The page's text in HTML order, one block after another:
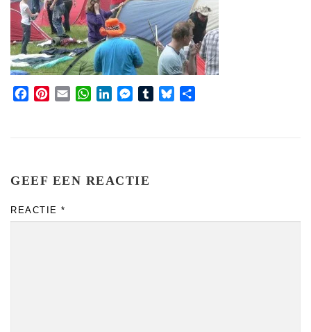
FacebookPinterest
Email WhatsApp
LinkedInMessenger
TumblrBluesky
GEEF EEN REACTIE
REACTIE *